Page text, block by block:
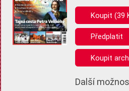
Pro základní fungování webu
(tzv. cookies apod.). Rádi bychom vás
uložením volitelných informací:
Anonymní unikátní ID
Díky němu příště poznáme, že se jedná o
Identifikátor je zcela anonymní.
Koupit (39
Předplatit
Koupit
Další